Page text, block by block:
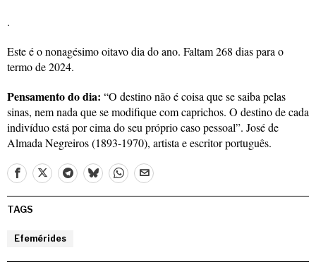
.
Este é o nonagésimo oitavo dia do ano. Faltam 268 dias para o
termo de 2024.
Pensamento do dia: “O destino não é coisa que se saiba pelas
sinas, nem nada que se modifique com caprichos. O destino de cada
indivíduo está por cima do seu próprio caso pessoal”. José de
Almada Negreiros (1893-1970), artista e escritor português.
TAGS
Efemérides